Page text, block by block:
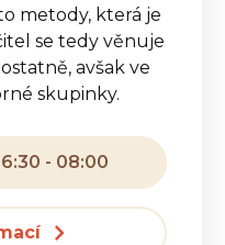
metody, která je
se tedy věnuje
avšak ve
skupinky.
- 08:00